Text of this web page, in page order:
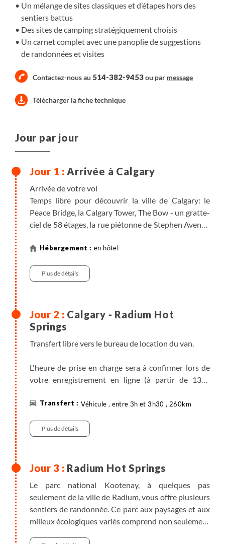
Un mélange de sites classiques et d’étapes hors des
sentiers battus
Des sites de camping stratégiquement choisis
Un carnet complet avec une panoplie de suggestions
de randonnées et visites
Contactez-nous au 514-382-9453ou par message
Télécharger la fiche technique
Jour par jour
Arrivée à Calgary
Arrivée de votre vol
Temps libre pour découvrir la ville de Calgary: le
Peace Bridge, la Calgary Tower, The Bow - un gratte-
ciel de 58 étages, la rue piétonne de Stephen Avenue
Note : Le jour de départ est fixe, le samedi et ne peut être
juillet, 19 juillet, 2 août, 16 août et 30 août et 6 sept
2025.
en hôtel
Plus de détails
Calgary - Radium Hot
Springs
Transfert libre vers le bureau de location du van.
L'heure de prise en charge sera à confirmer lors de
votre enregistrement en ligne (à partir de 13h).
10h et 12h avec supplément - voir informations
Prise de possession du van (compter environ 1h) et
Arrivée à Radium Hot Springs. Rangé sur les abords
du parc national de Kootenay et surplombant la
rivière Columbia, le village de Radium Hot Springs et
une capitale d’aventure dans les Rocheuses.
Véhicule , entre 3h et 3h30 , 260km
Plus de détails
Radium Hot Springs
Le parc national Kootenay, à quelques pas
seulement de la ville de Radium, vous offre plusieurs
sentiers de randonnée. Ce parc aux paysages et aux
milieux écologiques variés comprend non seulement